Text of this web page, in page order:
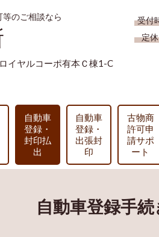
のご相談なら
イヤルコーポ有本Ｃ棟1-C
受付
定
自動車
登録・
封印払
出
自動車
登録・
出張封
印
古物商
許可申
請サポ
ート
自動車登録手